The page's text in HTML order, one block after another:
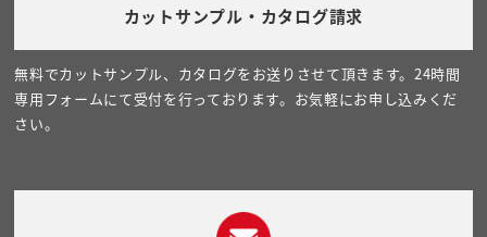
カットサンプル・カタログ請求
無料でカットサンプル、カタログをお送りさせて頂きます。24時間
専用フォームにて受付を行っております。お気軽にお申し込みくだ
さい。